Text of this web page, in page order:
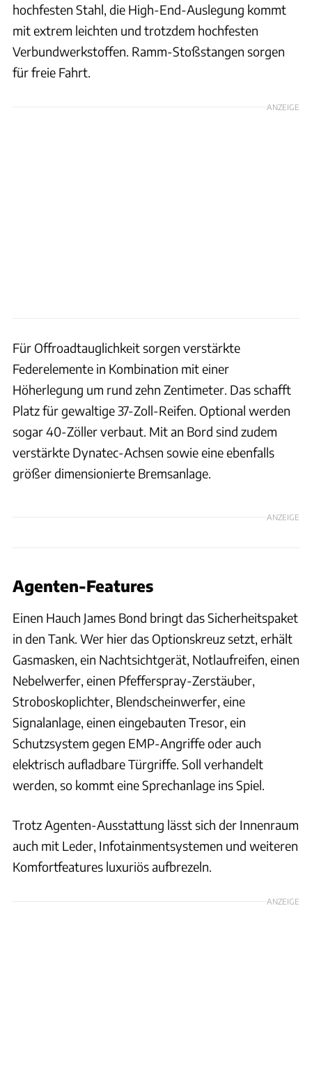
hochfesten Stahl, die High-End-Auslegung kommt
mit extrem leichten und trotzdem hochfesten
Verbundwerkstoffen. Ramm-Stoßstangen sorgen
für freie Fahrt.
ANZEIGE
Für Offroadtauglichkeit sorgen verstärkte
Federelemente in Kombination mit einer
Höherlegung um rund zehn Zentimeter. Das schafft
Platz für gewaltige 37-Zoll-Reifen. Optional werden
sogar 40-Zöller verbaut. Mit an Bord sind zudem
verstärkte Dynatec-Achsen sowie eine ebenfalls
größer dimensionierte Bremsanlage.
ANZEIGE
Agenten-Features
Einen Hauch James Bond bringt das Sicherheitspaket
in den Tank. Wer hier das Optionskreuz setzt, erhält
Gasmasken, ein Nachtsichtgerät, Notlaufreifen, einen
Nebelwerfer, einen Pfefferspray-Zerstäuber,
Stroboskoplichter, Blendscheinwerfer, eine
Signalanlage, einen eingebauten Tresor, ein
Schutzsystem gegen EMP-Angriffe oder auch
elektrisch aufladbare Türgriffe. Soll verhandelt
werden, so kommt eine Sprechanlage ins Spiel.
Trotz Agenten-Ausstattung lässt sich der Innenraum
auch mit Leder, Infotainmentsystemen und weiteren
Komfortfeatures luxuriös aufbrezeln.
ANZEIGE